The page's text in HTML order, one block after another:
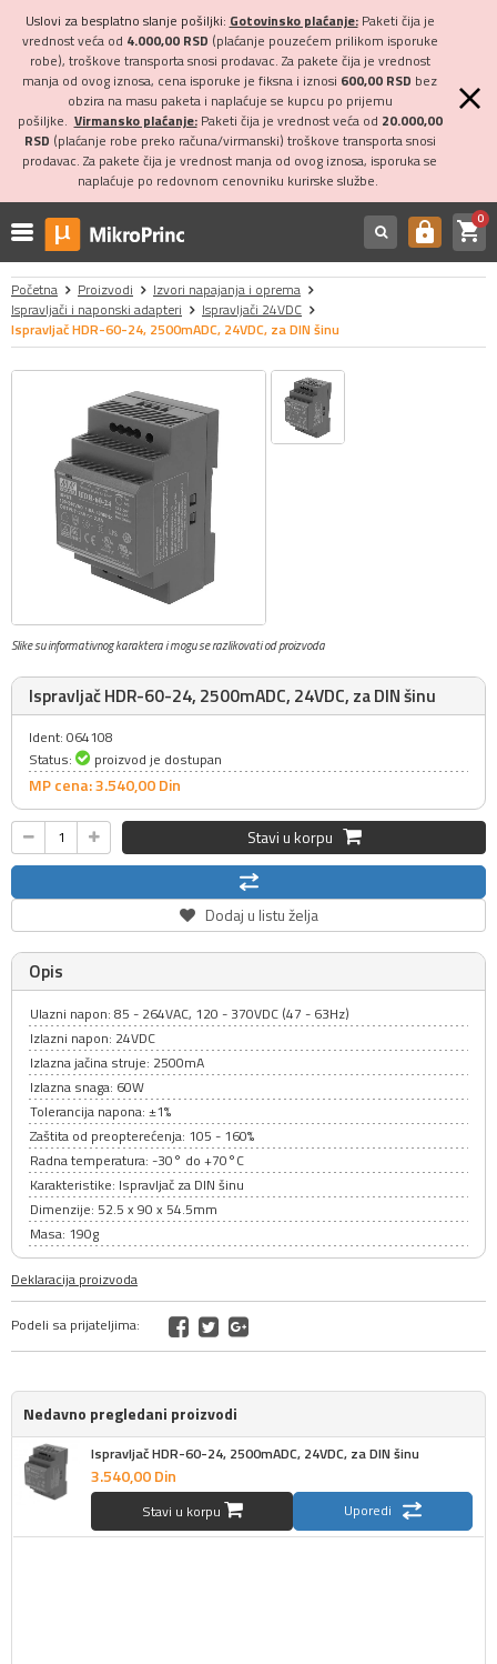
Uslovi za besplatno slanje pošiljki: Gotovinsko plaćanje:Paketi čija je
vrednost veća od 4.000,00 RSD (plaćanje pouzećem prilikom isporuke
robe), troškove transporta snosi prodavac. Za pakete čija je vrednost
manja od ovog iznosa, cena isporuke je fiksna i iznosi 600,00 RSD bez
obzira na masu paketa i naplaćuje se kupcu po prijemu
pošiljke. Virmansko plaćanje:Paketi čija je vrednost veća od 20.000,00
RSD (plaćanje robe preko računa/virmanski) troškove transporta snosi
prodavac. Za pakete čija je vrednost manja od ovog iznosa, isporuka se
naplaćuje po redovnom cenovniku kurirske službe.
https shopping_cart0
Početna Proizvodi
Izvori napajanja i oprema
Ispravljači i naponski adapteri
Ispravljači 24VDC
Ispravljač HDR-60-24, 2500mADC, 24VDC, za DIN šinu
Slike su informativnog karaktera i mogu se razlikovati od proizvoda
Ispravljač HDR-60-24, 2500mADC, 24VDC, za DIN šinu
Ident: 064108
Status:
proizvod je dostupan
MP cena: 3.540,00Din
Stavi u korpu
Dodaj u listu želja
Opis
Ulazni napon: 85 - 264VAC, 120 - 370VDC (47 - 63Hz)
Izlazni napon: 24VDC
Izlazna jačina struje: 2500mA
Izlazna snaga: 60W
Tolerancija napona: ±1%
Zaštita od preopterećenja: 105 - 160%
Radna temperatura: -30° do +70°C
Karakteristike: Ispravljač za DIN šinu
Dimenzije: 52.5 x 90 x 54.5mm
Masa: 190g
Deklaracija proizvoda
Podeli sa prijateljima:
Nedavno pregledani proizvodi
Ispravljač HDR-60-24, 2500mADC, 24VDC, za DIN šinu
3.540,00Din
Stavi u korpu Uporedi